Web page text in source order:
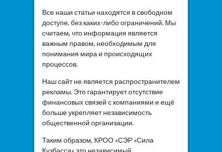
Все наши статьи находятся в свободном
доступе, без каких-либо ограничений. Мы
считаем, что информация является
важным правом, необходимым для
понимания мира и происходящих
процессов.
Наш сайт не является распространителем
рекламы. Это гарантирует отсутствие
финансовых связей с компаниями и ещё
больше укрепляет независимость
общественной организации.
Таким образом, КРОО «СЭР «Сила